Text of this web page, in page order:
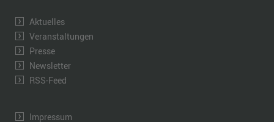
Aktuelles
Veranstaltungen
Presse
Newsletter
RSS-Feed
Impressum